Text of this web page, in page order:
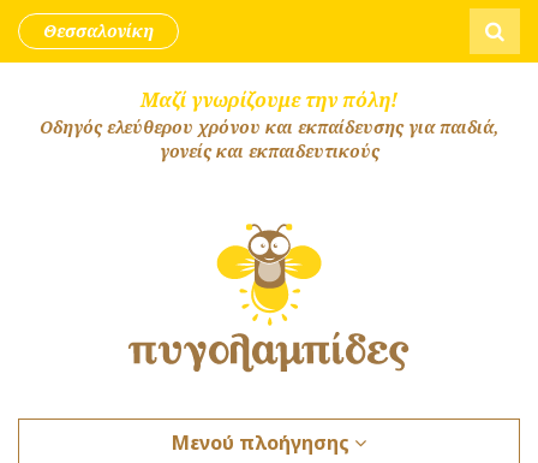
Skip to content
Θεσσαλονίκη
Μαζί γνωρίζουμε την πόλη!
Οδηγός ελεύθερου χρόνου και εκπαίδευσης για παιδιά,
γονείς και εκπαιδευτικούς
Μενού πλοήγησης